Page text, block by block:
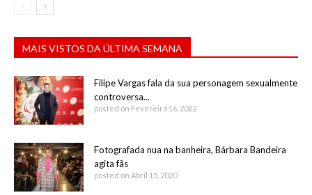
MAIS VISTOS DA ÚLTIMA SEMANA
Filipe Vargas fala da sua personagem sexualmente
controversa...
posted on Fevereiro 16, 2022
Fotografada nua na banheira, Bárbara Bandeira
agita fãs
posted on Abril 15, 2020